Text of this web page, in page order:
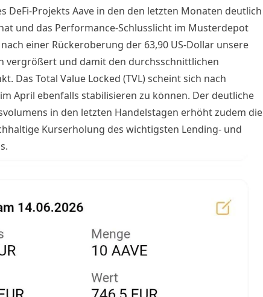
DeFi-Projekts Aave in den den letzten Monaten deutlich
und das Performance-Schlusslicht im Musterdepot
einer Rückeroberung der 63,90 US-Dollar unsere
vergrößert und damit den durchsschnittlichen
Das Total Value Locked (TVL) scheint sich nach
April ebenfalls stabilisieren zu können. Der deutliche
in den letzten Handelstagen erhöht zudem die
Kurserholung des wichtigsten Lending- und